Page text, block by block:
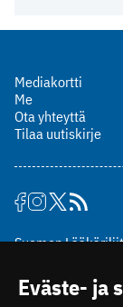
Mediakortti
Me
Ota yhteyttä
Tilaa uutiskirje
Suomen
00510 Helsinki
Eväste- ja